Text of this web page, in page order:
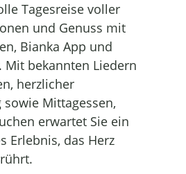
Tagesreise voller
und Genuss mit
Bianka App und
Mit bekannten Liedern
herzlicher
Mittagessen,
erwartet Sie ein
Erlebnis, das Herz